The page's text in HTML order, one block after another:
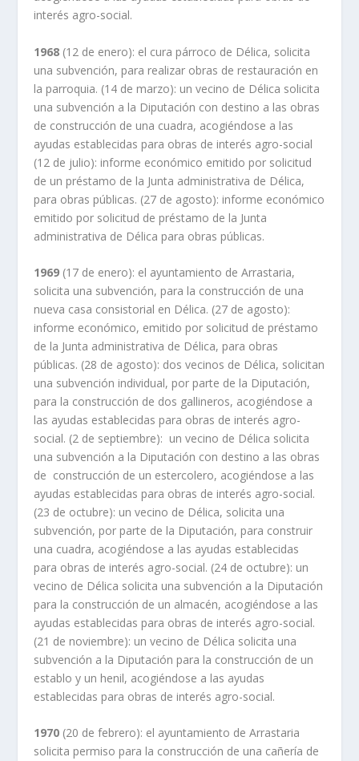
interés agro-social.
1968 (12 de enero): el cura párroco de Délica, solicita
una subvención, para realizar obras de restauración en
la parroquia. (14 de marzo): un vecino de Délica solicita
una subvención a la Diputación con destino a las obras
de construcción de una cuadra, acogiéndose a las
ayudas establecidas para obras de interés agro-social
(12 de julio): informe económico emitido por solicitud
de un préstamo de la Junta administrativa de Délica,
para obras públicas. (27 de agosto): informe económico
emitido por solicitud de préstamo de la Junta
administrativa de Délica para obras públicas.
1969 (17 de enero): el ayuntamiento de Arrastaria,
solicita una subvención, para la construcción de una
nueva casa consistorial en Délica. (27 de agosto):
informe económico, emitido por solicitud de préstamo
de la Junta administrativa de Délica, para obras
públicas. (28 de agosto): dos vecinos de Délica, solicitan
una subvención individual, por parte de la Diputación,
para la construcción de dos gallineros, acogiéndose a
las ayudas establecidas para obras de interés agro-
social. (2 de septiembre): un vecino de Délica solicita
una subvención a la Diputación con destino a las obras
de construcción de un estercolero, acogiéndose a las
ayudas establecidas para obras de interés agro-social.
(23 de octubre): un vecino de Délica, solicita una
subvención, por parte de la Diputación, para construir
una cuadra, acogiéndose a las ayudas establecidas
para obras de interés agro-social. (24 de octubre): un
vecino de Délica solicita una subvención a la Diputación
para la construcción de un almacén, acogiéndose a las
ayudas establecidas para obras de interés agro-social.
(21 de noviembre): un vecino de Délica solicita una
subvención a la Diputación para la construcción de un
establo y un henil, acogiéndose a las ayudas
establecidas para obras de interés agro-social.
1970 (20 de febrero): el ayuntamiento de Arrastaria
solicita permiso para la construcción de una cañería de